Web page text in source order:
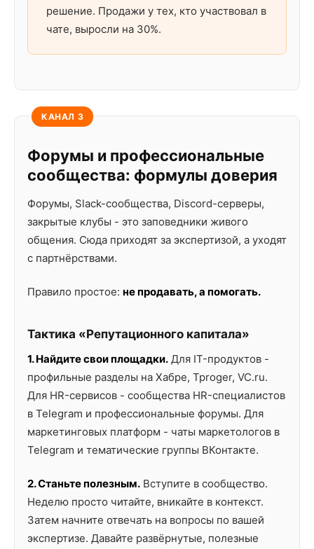
решение. Продажи у тех, кто участвовал в
чате, выросли на 30%.
КАНАЛ 3
Форумы и профессиональные
сообщества: формулы доверия
Форумы, Slack-сообщества, Discord-серверы,
закрытые клубы - это заповедники живого
общения. Сюда приходят за экспертизой, а уходят
с партнёрствами.
Правило простое: не продавать, а помогать.
Тактика «Репутационного капитала»
1. Найдите свои площадки. Для IT-продуктов -
профильные разделы на Хабре, Tproger, VC.ru.
Для HR-сервисов - сообщества HR-специалистов
в Telegram и профессиональные форумы. Для
маркетинговых платформ - чаты маркетологов в
Telegram и тематические группы ВКонтакте.
2. Станьте полезным. Вступите в сообщество.
Неделю просто читайте, вникайте в контекст.
Затем начните отвечать на вопросы по вашей
экспертизе. Давайте развёрнутые, полезные